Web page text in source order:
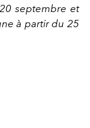
septembre et
à partir du 25